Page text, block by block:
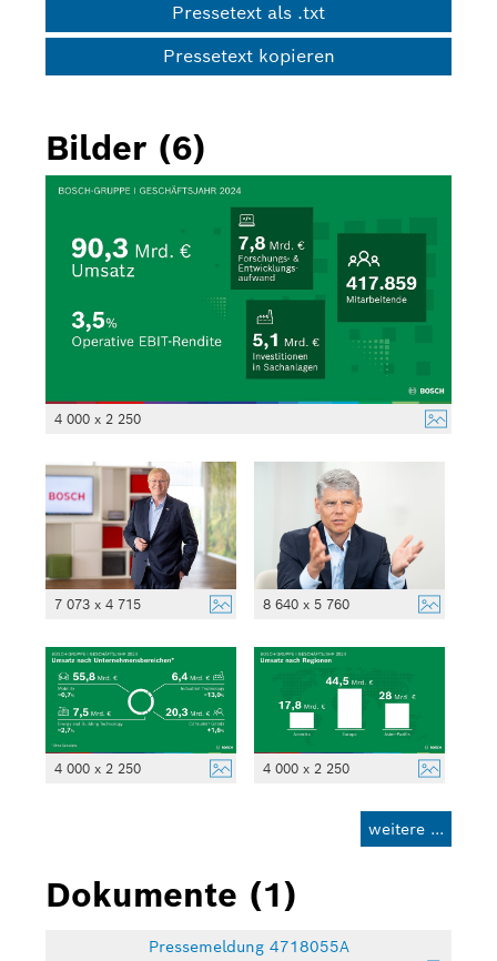
Pressetext als .txt
Pressetext kopieren
Bilder (6)
4 000 x 2 250
7 073 x 4 715 8 640 x 5 760
4 000 x 2 250 4 000 x 2 250
weitere ...
Dokumente (1)
Pressemeldung 4718055A